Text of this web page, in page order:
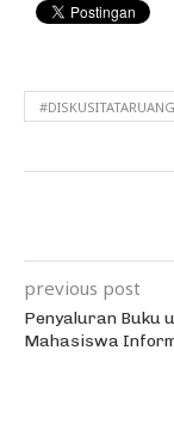
#DISKUSITATARUANG
previous post
Penyaluran Buku
Mahasiswa